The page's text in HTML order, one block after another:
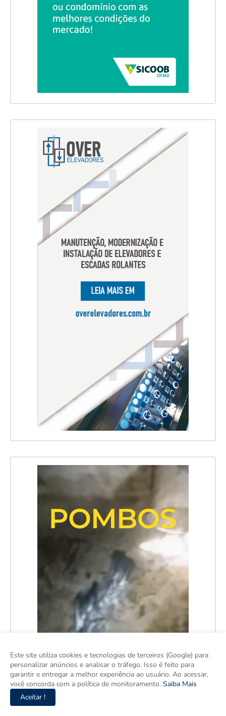
Este site utiliza cookies e tecnologias de terceiros (Google) para
personalizar anúncios e analisar o tráfego. Isso é feito para
garantir e entregar a melhor experiência ao usuário. Ao acessar,
você concorda com a política de monitoramento. Saiba Mais
Aceitar !